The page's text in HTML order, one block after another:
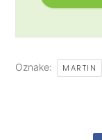
Oznake: MARTIN